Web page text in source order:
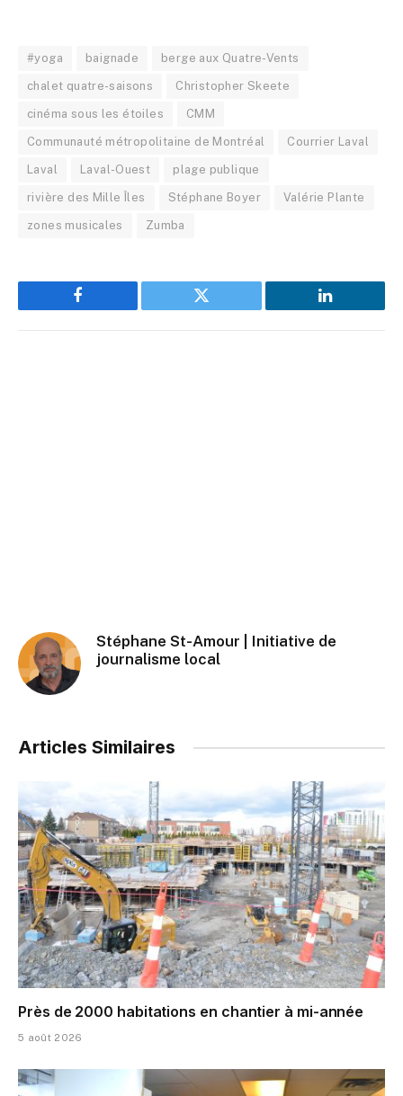
#yoga baignade berge aux Quatre-Vents
chalet quatre-saisons Christopher Skeete
cinéma sous les étoiles CMM
Communauté métropolitaine de Montréal Courrier Laval
Laval Laval-Ouest plage publique
rivière des Mille Îles Stéphane Boyer Valérie Plante
zones musicales Zumba
Facebook Twitter LinkedIn
Stéphane St-Amour | Initiative de
journalisme local
Articles Similaires
Près de 2000 habitations en chantier à mi-année
5 août 2026